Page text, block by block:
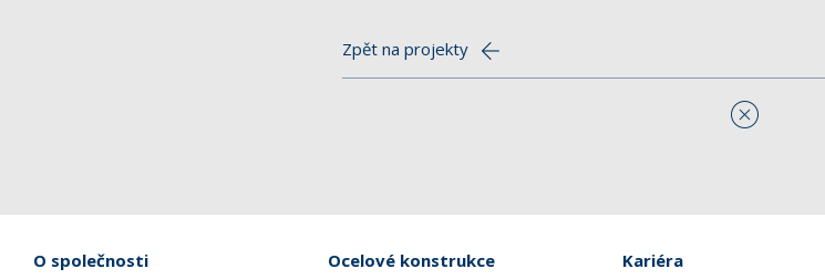
Zpět na projekty
O společnosti Ocelové konstrukce Kariéra